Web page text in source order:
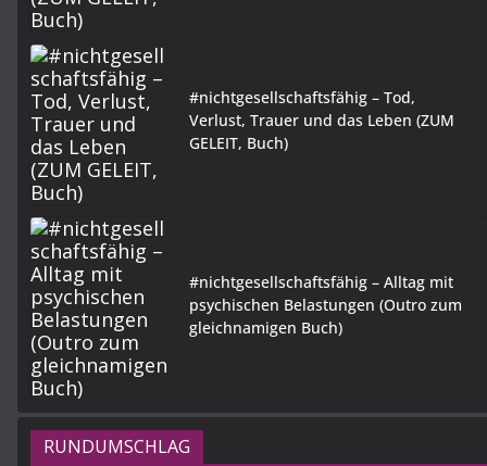
#nichtgesellschaftsfähig – Tod,
Verlust, Trauer und das Leben (ZUM
GELEIT, Buch)
#nichtgesellschaftsfähig – Alltag mit
psychischen Belastungen (Outro zum
gleichnamigen Buch)
RUNDUMSCHLAG